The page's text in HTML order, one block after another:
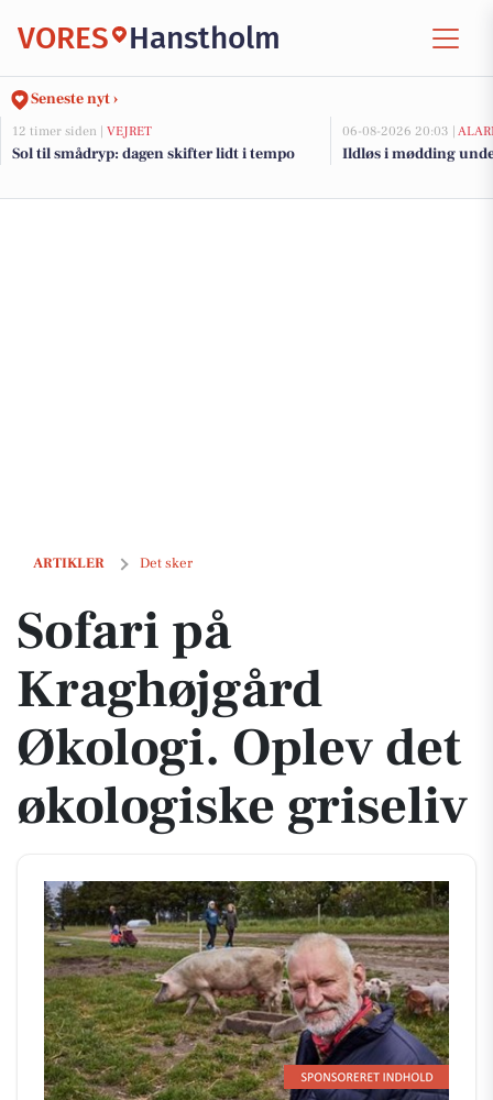
VORES Hanstholm
Seneste nyt ›
12 timer siden | VEJRET
Sol til smådryp: dagen skifter lidt i tempo
06-08-2026 20:03 |
Ildløs i mødding
ARTIKLER Det sker
Sofari på Kraghøjgård Økologi. Oplev det økologiske griseliv
Sofari på
Kraghøjgård
Økologi. Oplev det
økologiske griseliv